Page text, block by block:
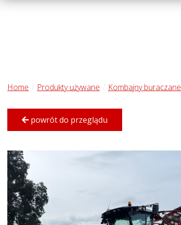
Home Produkty używane Kombajny buraczane
powrót do przeglądu